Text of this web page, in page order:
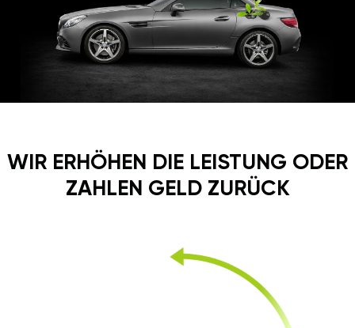
WIR ERHÖHEN DIE LEISTUNG ODER
ZAHLEN GELD ZURÜCK